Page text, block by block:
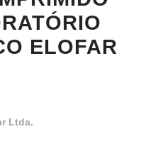
ELOFAR
Ltda.